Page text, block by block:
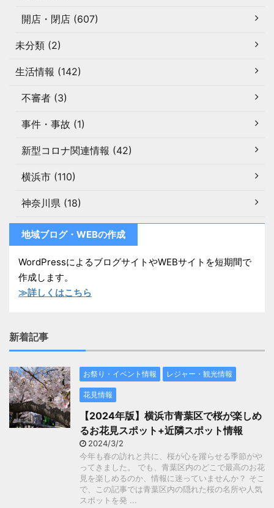
開店・閉店 (607)
未分類 (2)
生活情報 (142)
不審者 (3)
事件・事故 (1)
新型コロナ関連情報 (42)
横浜市 (110)
神奈川県 (18)
地域ブログ・WEBの作成
WordPressによるブログサイトやWEBサイトを短期間で
作成します。
≫詳しくはこちら
新着記事
お祭り・イベント情報 レジャー・観光情報
花見情報
【2024年版】横浜市青葉区で桜が楽しめ
るお花見スポット+近隣スポット情報
2024/3/2
今年も春の訪れと共に、桜が心を躍らせる季節がや
ってきました。 でも、青葉区内のどこで最高のお花
見を楽しめるのか、情報に迷っていませんか？ そこ
で、この記事では青葉区内の隠れた桜の名所や人気
スポットを発 ...